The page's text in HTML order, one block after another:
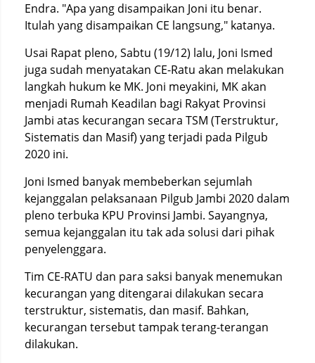
Endra. "Apa yang disampaikan Joni itu benar.
Itulah yang disampaikan CE langsung," katanya.
Usai Rapat pleno, Sabtu (19/12) lalu, Joni Ismed
juga sudah menyatakan CE-Ratu akan melakukan
langkah hukum ke MK. Joni meyakini, MK akan
menjadi Rumah Keadilan bagi Rakyat Provinsi
Jambi atas kecurangan secara TSM (Terstruktur,
Sistematis dan Masif) yang terjadi pada Pilgub
2020 ini.
Joni Ismed banyak membeberkan sejumlah
kejanggalan pelaksanaan Pilgub Jambi 2020 dalam
pleno terbuka KPU Provinsi Jambi. Sayangnya,
semua kejanggalan itu tak ada solusi dari pihak
penyelenggara.
Tim CE-RATU dan para saksi banyak menemukan
kecurangan yang ditengarai dilakukan secara
terstruktur, sistematis, dan masif. Bahkan,
kecurangan tersebut tampak terang-terangan
dilakukan.